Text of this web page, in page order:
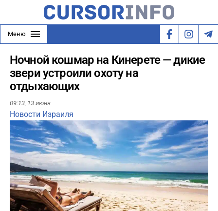
Меню
Ночной кошмар на Кинерете — дикие
звери устроили охоту на
отдыхающих
09:13, 13 июня
Новости Израиля